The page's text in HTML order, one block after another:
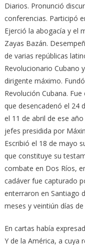
Diarios. Pronunció
conferencias. Participó
Ejerció la abogacía y el
Zayas Bazán.
de varias repúblicas
Revolucionario Cubano
dirigente máximo.
Revolución Cubana.
que desencadenó el 24
el 11 de abril de ese
jefes presidida por
Escribió el 18 de mayo
que constituye su
combate en Dos Ríos,
cadáver fue capturado
enterraron en Santiago
meses y veintiún días de
En cartas había
Y de la América, a cuya